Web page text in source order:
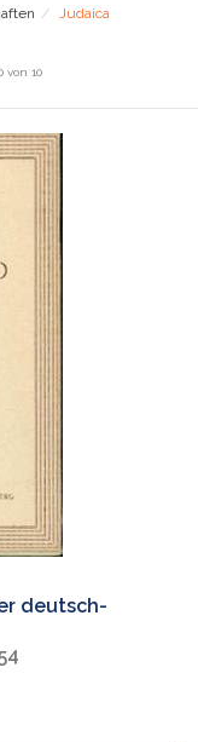
Judaica
von 10
deutsch-